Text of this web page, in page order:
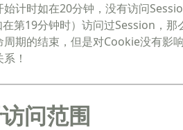
计时如在20分钟，没有访问
第19分钟时）访问过Session，那
期的结束，但是对Cookie没有影响
！
问范围